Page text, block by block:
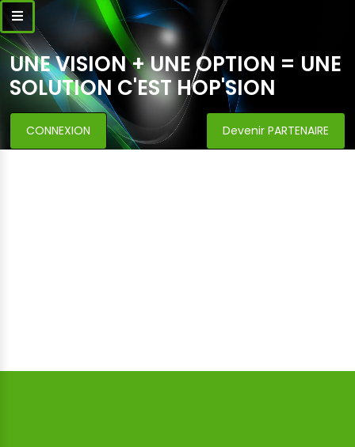
UNE VISION + UNE OPTION = UNE
SOLUTION C'EST HOP'SION
CONNEXION Devenir PARTENAIRE